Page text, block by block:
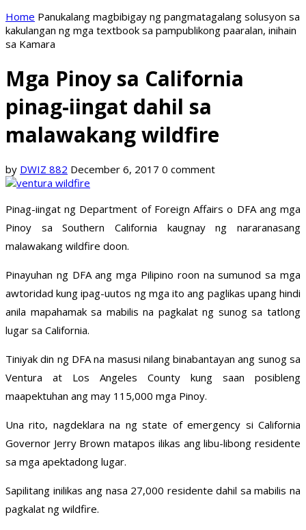
Home Panukalang magbibigay ng pangmatagalang solusyon sa
kakulangan ng mga textbook sa pampublikong paaralan, inihain
sa Kamara
Mga Pinoy sa California
pinag-iingat dahil sa
malawakang wildfire
by DWIZ 882 December 6, 2017 0 comment
Pinag-iingat ng Department of Foreign Affairs o DFA ang mga
Pinoy sa Southern California kaugnay ng nararanasang
malawakang wildfire doon.
Pinayuhan ng DFA ang mga Pilipino roon na sumunod sa mga
awtoridad kung ipag-uutos ng mga ito ang paglikas upang hindi
anila mapahamak sa mabilis na pagkalat ng sunog sa tatlong
lugar sa California.
Tiniyak din ng DFA na masusi nilang binabantayan ang sunog sa
Ventura at Los Angeles County kung saan posibleng
maapektuhan ang may 115,000 mga Pinoy.
Una rito, nagdeklara na ng state of emergency si California
Governor Jerry Brown matapos ilikas ang libu-libong residente
sa mga apektadong lugar.
Sapilitang inilikas ang nasa 27,000 residente dahil sa mabilis na
pagkalat ng wildfire.